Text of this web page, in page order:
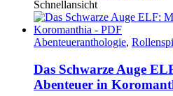
Schnellansicht
Abenteueranthologie,
Das Schwarze Auge
Abenteuer in